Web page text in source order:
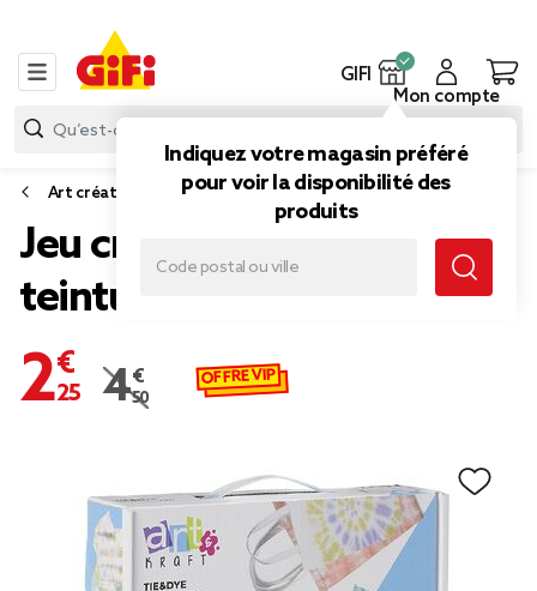
GIFI
Indiquez votre magasin préféré
pour voir la disponibilité des
produits
Mon compte
Art créatif et kit créatif
Jeu créatif Tie&Dye -
teinture pour tissus
2,25 €
Prix remisé de 4,50 € à 2,25 €
4,50 € OFFRE VIP